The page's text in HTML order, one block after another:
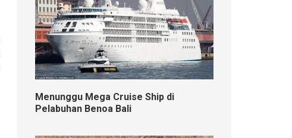
Menunggu Mega Cruise Ship di
Pelabuhan Benoa Bali